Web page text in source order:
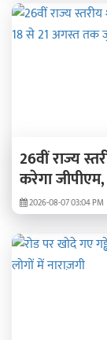
26वीं राज्य
करेगा
खिलाड़ी
2026-08-07 03:04 PM